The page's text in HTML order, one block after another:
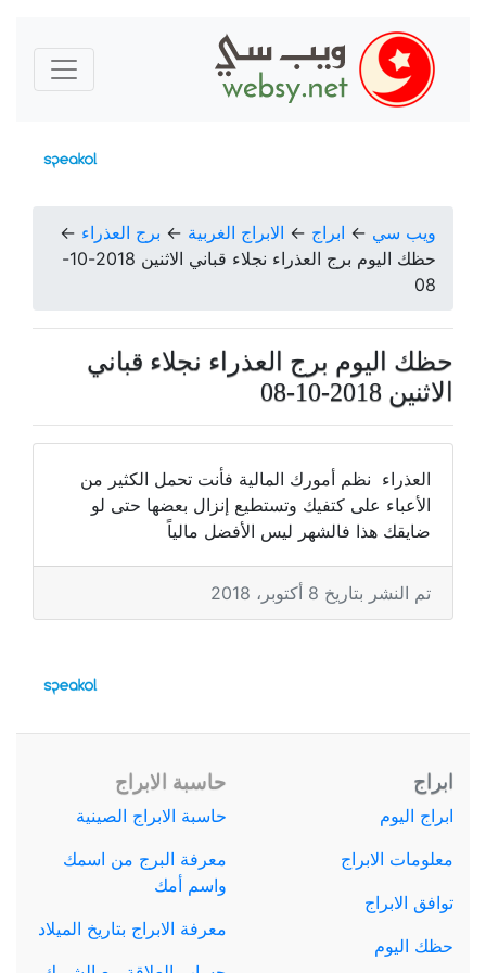
ويب سي ← ابراج ← الابراج الغربية ← برج العذراء ←
حظك اليوم برج العذراء نجلاء قباني الاثنين 2018-10-
08
حظك اليوم برج العذراء نجلاء قباني
الاثنين 2018-10-08
العذراء نظم أمورك المالية فأنت تحمل الكثير من
الأعباء على كتفيك وتستطيع إنزال بعضها حتى لو
ضايقك هذا فالشهر ليس الأفضل مالياً
تم النشر بتاريخ 8 أكتوبر، 2018
ابراج
ابراج اليوم
معلومات الابراج
توافق الابراج
حظك اليوم
حاسبة الابراج
حاسبة الابراج الصينية
معرفة البرج من اسمك
واسم أمك
معرفة الابراج بتاريخ الميلاد